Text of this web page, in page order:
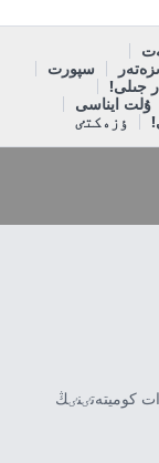
سپورت
جىلى!
ۇلت ايناسى
ٶزەكتٸ
كوميتەتٸنٸڭ